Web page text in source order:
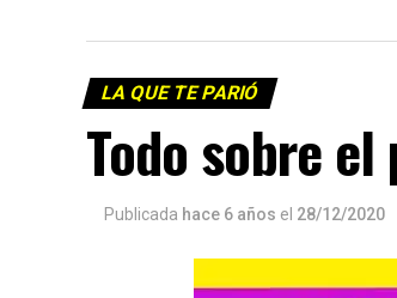
LA QUE TE PARIÓ
Todo sobre
Publicada hace 6 años el 28/12/2020